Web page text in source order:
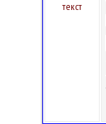
текст